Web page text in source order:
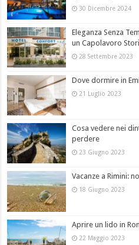
30 Dicembre 2024
Eleganza Senza
un Capolavoro
28 Settembre 2023
Dove dormire in
21 Luglio 2023
Cosa vedere nei
perdere
23 Giugno 2023
Vacanze a Rimini:
18 Giugno 2023
Aprire un lido in
22 Maggio 2023